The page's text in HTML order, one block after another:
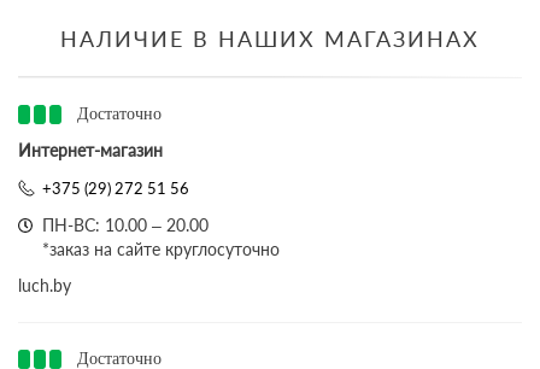
НАЛИЧИЕ В НАШИХ МАГАЗИНАХ
Достаточно
Интернет-магазин
+375 (29) 272 51 56
ПН-ВС: 10.00 – 20.00
*заказ на сайте круглосуточно
luch.by
Достаточно